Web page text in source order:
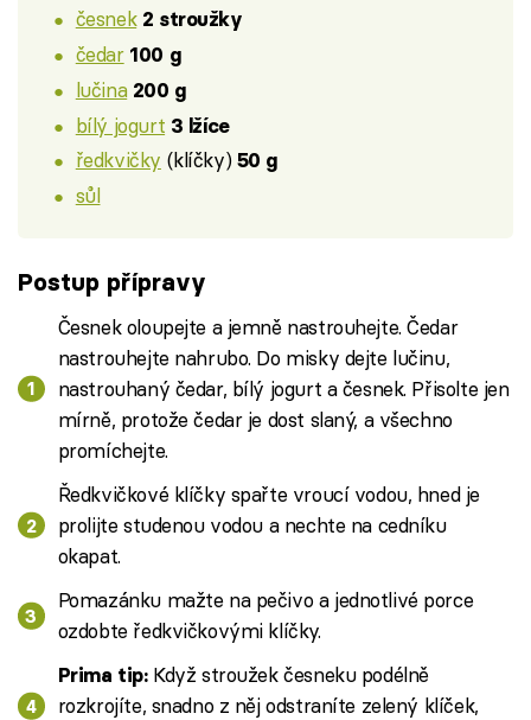
česnek 2 stroužky
čedar 100 g
lučina 200 g
bílý jogurt 3 lžíce
ředkvičky (klíčky) 50 g
sůl
Postup přípravy
Česnek oloupejte a jemně nastrouhejte. Čedar
nastrouhejte nahrubo. Do misky dejte lučinu,
nastrouhaný čedar, bílý jogurt a česnek. Přisolte jen
mírně, protože čedar je dost slaný, a všechno
promíchejte.
Ředkvičkové klíčky spařte vroucí vodou, hned je
prolijte studenou vodou a nechte na cedníku
okapat.
Pomazánku mažte na pečivo a jednotlivé porce
ozdobte ředkvičkovými klíčky.
Prima tip:Když stroužek česneku podélně
rozkrojíte, snadno z něj odstraníte zelený klíček,